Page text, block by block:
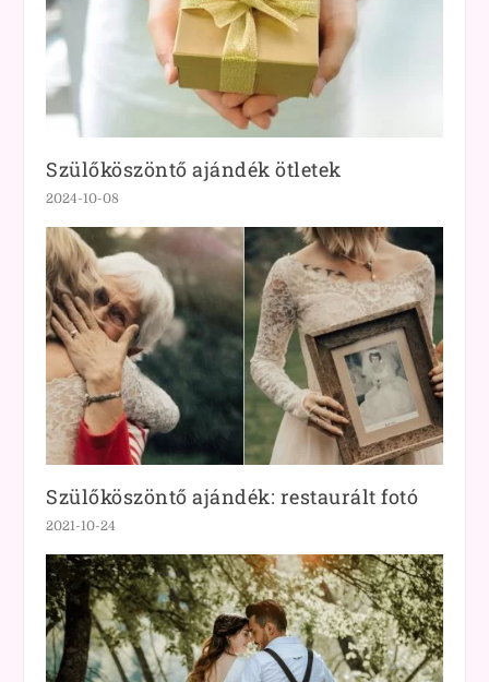
Szülőköszöntő ajándék ötletek
2024-10-08
Szülőköszöntő ajándék: restaurált fotó
2021-10-24